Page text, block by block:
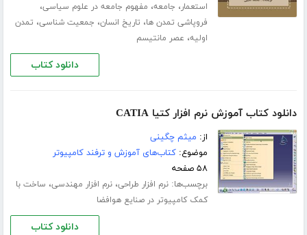
استعمار، جامعه، مفهوم جامعه در علوم سیاسی،
فروپاشی تمدن ها، تاریخ انسان، جمعیت شناسی، تمدن
اولیه، عصر مانتیسم
دانلود کتاب
دانلود کتاب آموزش نرم افزار کتیا CATIA
از: میثم چگینی
موضوع:کتاب‌های آموزش و ترفند کامپیوتر
۵۸ صفحه
برچسب‌ها:نرم افزار طراحی،نرم افزار مهندسی، ساخت با
کمک کامپیوتر در صنایع هوافضا
دانلود کتاب